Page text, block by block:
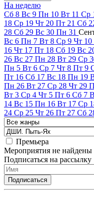
На неделю
Сб 8 Вс 9 Пн 10 Вт 11 Ср
18 Ср 19 Чт 20 Пт 21 Сб
28 Сб 29 Вс 30 Пн 31
Вс 6 Пн 7 Вт 8 Ср 9 Чт 10
16 Чт 17 Пт 18 Сб 19 Вс
26 Вс 27 Пн 28 Вт 29 Ср
Пн 5 Вт 6 Ср 7 Чт 8 Пт 9
Пт 16 Сб 17 Вс 18 Пн 19
Пн 26 Вт 27 Ср 28 Чт 29
Вт 3 Ср 4 Чт 5 Пт 6 Сб 7
14 Вс 15 Пн 16 Вт 17 Ср
24 Ср 25 Чт 26 Пт 27 Сб
Премьера
Мероприятия не найдены
Подписаться на рассылку